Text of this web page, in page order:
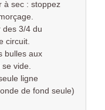
à sec : stoppez
des 3/4 du
circuit.
bulles aux
vide.
ligne
de fond seule)